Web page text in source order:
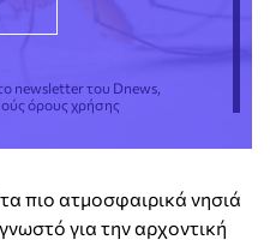
newsletter του Dnews,
όρους χρήσης
πιο ατμοσφαιρικά νησιά
για την αρχοντική